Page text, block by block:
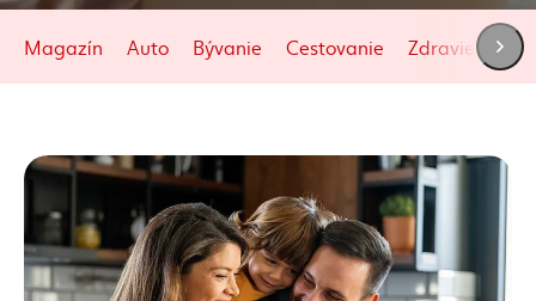
Magazín Auto Bývanie Cestovanie Zdravie